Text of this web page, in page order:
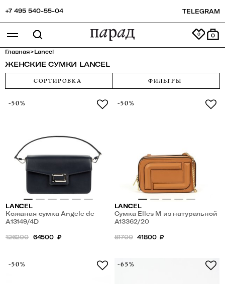
+7 495 540-55-04 TELEGRAM
0
Главная>Lancel
ЖЕНСКИЕ СУМКИ LANCEL
СОРТИРОВКА ФИЛЬТРЫ
-50%
LANCEL
Кожаная сумка Angele de
Lancel
A13149/4D
126200 64500 ₽
-50%
LANCEL
Сумка Elles M из натуральной
кожи
A13362/20
81700 41800 ₽
-50% -65%